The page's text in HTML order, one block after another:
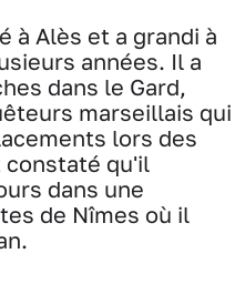
à Alès et a grandi à
années. Il a
dans le Gard,
marseillais qui
lors des
qu'il
dans une
de Nîmes où il